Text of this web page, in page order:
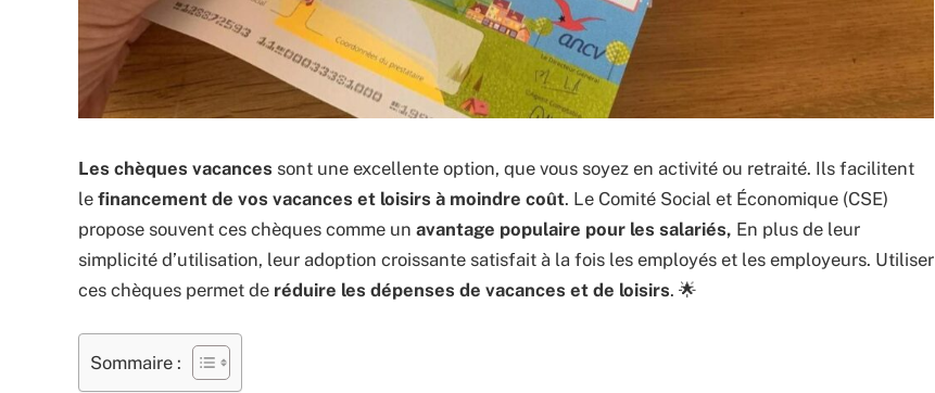
Les chèques vacances sont une excellente option, que vous soyez en activité ou retraité. Ils facilitent
le financement de vos vacances et loisirs à moindre coût. Le Comité Social et Économique (CSE)
propose souvent ces chèques comme un avantage populaire pour les salariés, En plus de leur
simplicité d’utilisation, leur adoption croissante satisfait à la fois les employés et les employeurs. Utiliser
ces chèques permet de réduire les dépenses de vacances et de loisirs. 🌟
Sommaire :